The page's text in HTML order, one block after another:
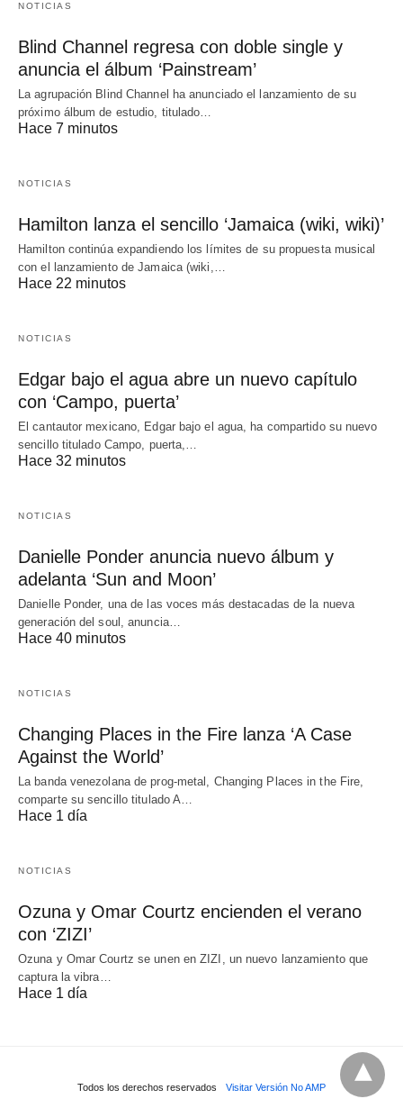
NOTICIAS
Blind Channel regresa con doble single y
anuncia el álbum ‘Painstream’
La agrupación Blind Channel ha anunciado el lanzamiento de su
próximo álbum de estudio, titulado…
Hace 7 minutos
NOTICIAS
Hamilton lanza el sencillo ‘Jamaica (wiki, wiki)’
Hamilton continúa expandiendo los límites de su propuesta musical
con el lanzamiento de Jamaica (wiki,…
Hace 22 minutos
NOTICIAS
Edgar bajo el agua abre un nuevo capítulo
con ‘Campo, puerta’
El cantautor mexicano, Edgar bajo el agua, ha compartido su nuevo
sencillo titulado Campo, puerta,…
Hace 32 minutos
NOTICIAS
Danielle Ponder anuncia nuevo álbum y
adelanta ‘Sun and Moon’
Danielle Ponder, una de las voces más destacadas de la nueva
generación del soul, anuncia…
Hace 40 minutos
NOTICIAS
Changing Places in the Fire lanza ‘A Case
Against the World’
La banda venezolana de prog-metal, Changing Places in the Fire,
comparte su sencillo titulado A…
Hace 1 día
NOTICIAS
Ozuna y Omar Courtz encienden el verano
con ‘ZIZI’
Ozuna y Omar Courtz se unen en ZIZI, un nuevo lanzamiento que
captura la vibra…
Hace 1 día
Todos los derechos reservados Visitar Versión No AMP